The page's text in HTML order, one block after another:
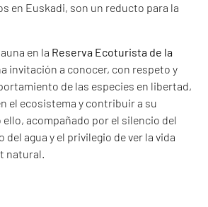
en Euskadi, son un reducto para la
en la Reserva Ecoturista de la
invitación a conocer, con respeto y
de las especies en libertad,
el ecosistema y contribuir a su
acompañado por el silencio del
agua y el privilegio de ver la vida
natural.